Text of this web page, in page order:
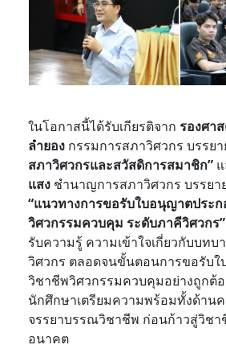
ในโอกาสนี้ได้รับเกียรติจาก รองศา
ลำยอง กรรมการสภาวิศวกร บรรย
สภาวิศวกรและสวัสดิการสมาชิก”
แสง ชำนาญการสภาวิศวกร บรรยา
“แนวทางการขอรับใบอนุญาตประ
วิศวกรรมควบคุม ระดับภาคีวิศวกร”
รับความรู้ ความเข้าใจเกี่ยวกับบท
วิศวกร ตลอดจนขั้นตอนการขอรับ
วิชาชีพวิศวกรรมควบคุมอย่างถูกต้อ
นักศึกษาเตรียมความพร้อมทั้งด้าน
จรรยาบรรณวิชาชีพ ก่อนก้าวสู่วิชา
อนาคต